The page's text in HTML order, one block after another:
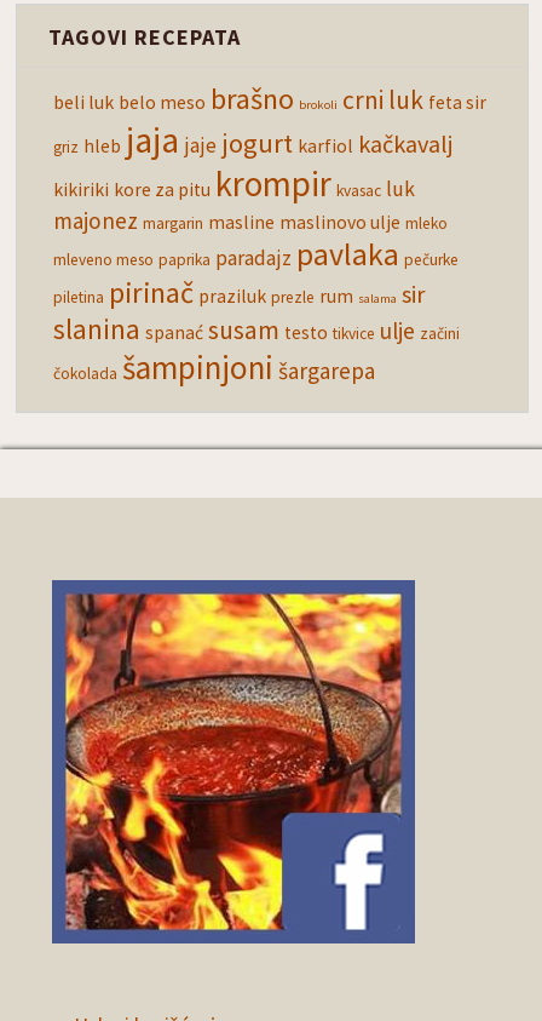
TAGOVI RECEPATA
beli luk belo meso brašno brokoli crni luk feta sir
griz hleb jaja jaje jogurt karfiol kačkavalj
kikiriki kore za pitu krompir kvasac luk
majonez margarin masline maslinovo ulje mleko
mleveno meso paprika paradajz pavlaka pečurke
piletina pirinač praziluk prezle rum salama sir
slanina spanać susam testo tikvice ulje začini
čokolada šampinjoni šargarepa